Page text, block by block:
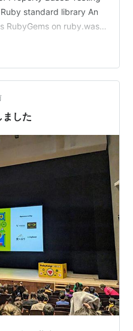
standard library An
RubyGems on ruby.wasm
ト、マッハバイト、転職
した